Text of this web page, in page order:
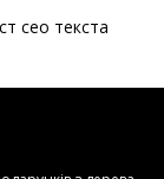
сео текста